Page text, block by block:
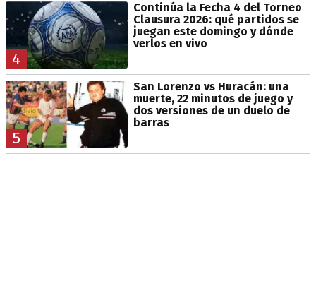
4
Continúa la Fecha 4 del Torneo
Clausura 2026: qué partidos se
juegan este domingo y dónde
verlos en vivo
5
San Lorenzo vs Huracán: una
muerte, 22 minutos de juego y
dos versiones de un duelo de
barras